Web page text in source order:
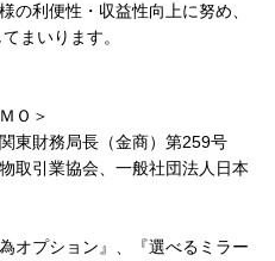
の利便性・収益性向上に努め、
まいります。
Ｏ＞
東財務局長（金商）第259号
取引業協会、一般社団法人日本
オプション』、『選べるミラー